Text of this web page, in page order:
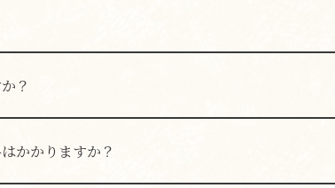
。近隣の駐輪場をご利用ください。
？
は2,000〜3,000円程度です。
かかりますか？